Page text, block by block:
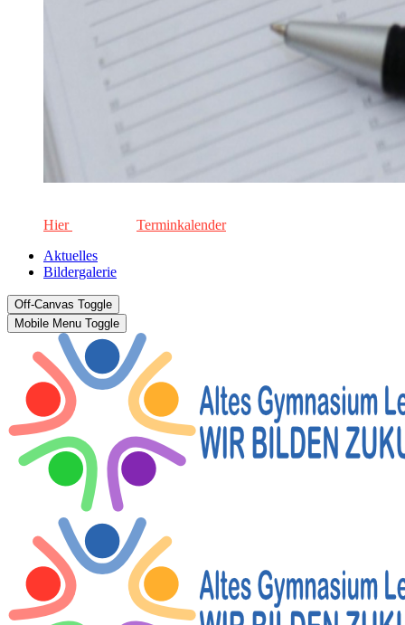
Hier
Terminkalender
Aktuelles
Bildergalerie
Off-Canvas Toggle
Mobile Menu Toggle